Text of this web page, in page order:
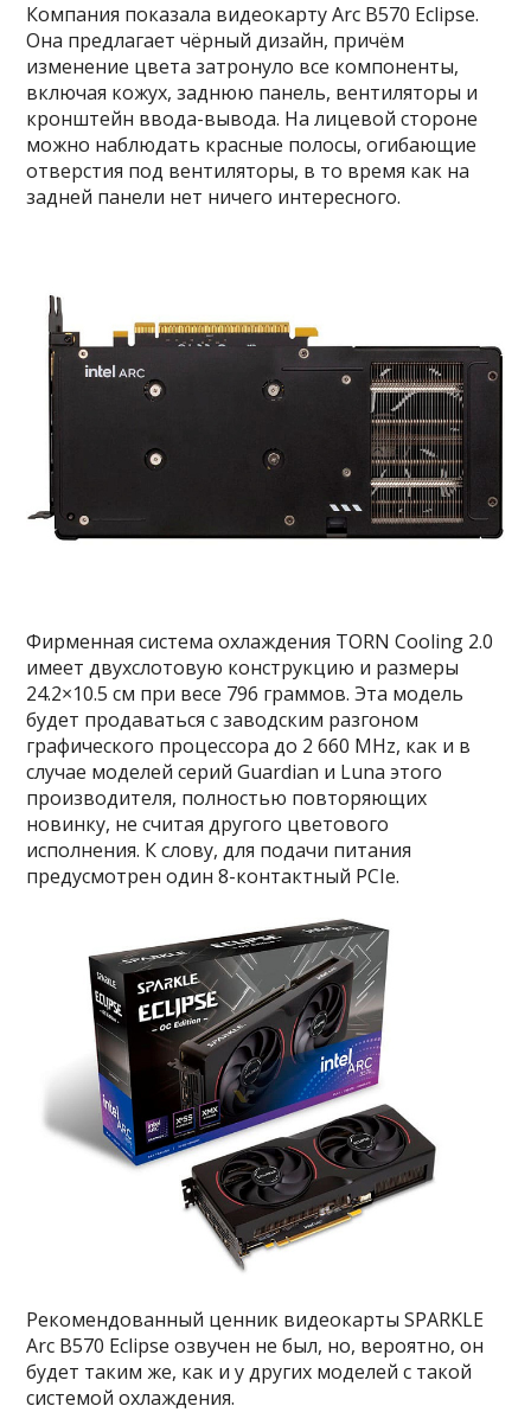
Компания показала видеокарту Arc B570 Eclipse.
Она предлагает чёрный дизайн, причём
изменение цвета затронуло все компоненты,
включая кожух, заднюю панель, вентиляторы и
кронштейн ввода-вывода. На лицевой стороне
можно наблюдать красные полосы, огибающие
отверстия под вентиляторы, в то время как на
задней панели нет ничего интересного.
Фирменная система охлаждения TORN Cooling 2.0
имеет двухслотовую конструкцию и размеры
24.2×10.5 см при весе 796 граммов. Эта модель
будет продаваться с заводским разгоном
графического процессора до 2 660 MHz, как и в
случае моделей серий Guardian и Luna этого
производителя, полностью повторяющих
новинку, не считая другого цветового
исполнения. К слову, для подачи питания
предусмотрен один 8-контактный PCIe.
Рекомендованный ценник видеокарты SPARKLE
Arc B570 Eclipse озвучен не был, но, вероятно, он
будет таким же, как и у других моделей с такой
системой охлаждения.